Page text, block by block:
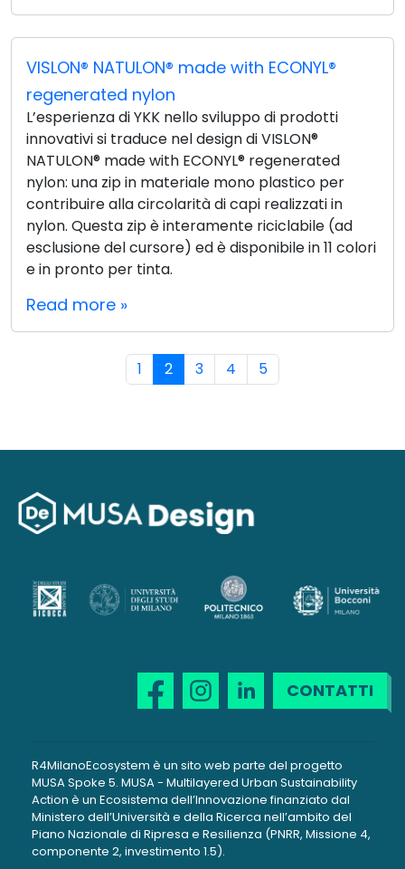
VISLON® NATULON® made with ECONYL®
regenerated nylon
L’esperienza di YKK nello sviluppo di prodotti
innovativi si traduce nel design di VISLON®
NATULON® made with ECONYL® regenerated
nylon: una zip in materiale mono plastico per
contribuire alla circolarità di capi realizzati in
nylon. Questa zip è interamente riciclabile (ad
esclusione del cursore) ed è disponibile in 11 colori
e in pronto per tinta.
Read more »
Page
1 Current Page
2 Page
3 Page
4 Page
5
CONTATTI
R4MilanoEcosystem è un sito web parte del progetto
MUSA Spoke 5. MUSA - Multilayered Urban Sustainability
Action è un Ecosistema dell’Innovazione finanziato dal
Ministero dell’Università e della Ricerca nell’ambito del
Piano Nazionale di Ripresa e Resilienza (PNRR, Missione 4,
componente 2, investimento 1.5).